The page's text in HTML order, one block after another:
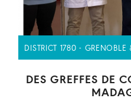
DISTRICT 1780 -
DES GREFFES DE